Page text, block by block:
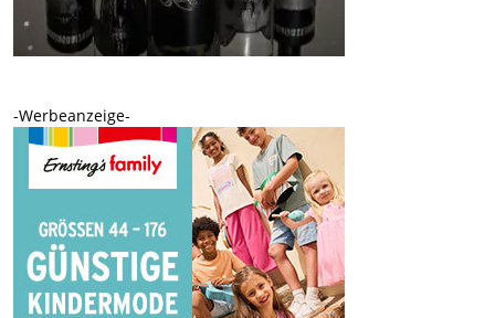
-Werbeanzeige-